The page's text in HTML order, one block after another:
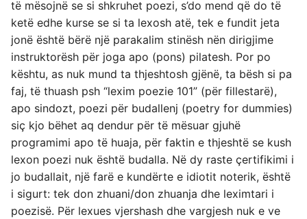
të mësojnë se si shkruhet poezi, s’do mend që do të
ketë edhe kurse se si ta lexosh atë, tek e fundit jeta
jonë është bërë një parakalim stinësh nën dirigjime
instruktorësh për joga apo (pons) pilatesh. Por po
kështu, as nuk mund ta thjeshtosh gjënë, ta bësh si pa
faj, të thuash psh “lexim poezie 101” (për fillestarë),
apo sindozt, poezi për budallenj (poetry for dummies)
siç kjo bëhet aq dendur për të mësuar gjuhë
programimi apo të huaja, për faktin e thjeshtë se kush
lexon poezi nuk është budalla. Në dy raste çertifikimi i
jo budallait, një farë e kundërte e idiotit noterik, është
i sigurt: tek don zhuani/don zhuanja dhe leximtari i
poezisë. Për lexues vjershash dhe vargjesh nuk e ve